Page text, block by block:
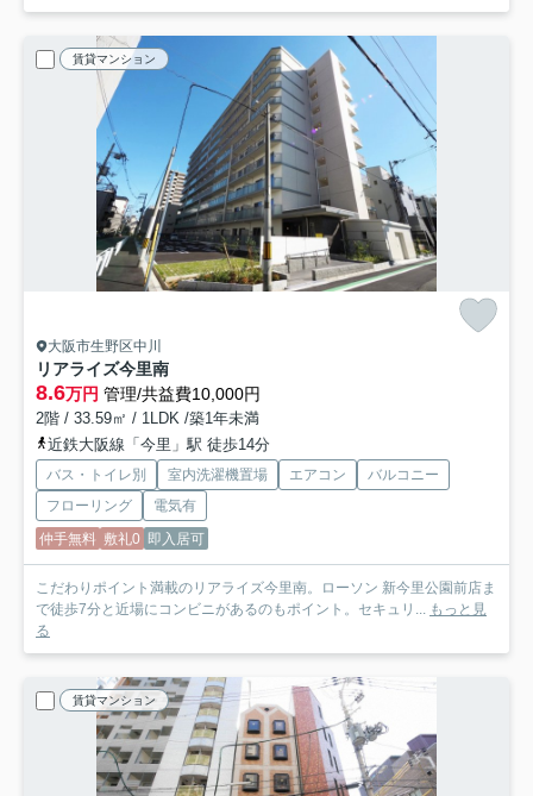
賃貸マンション
大阪市生野区中川
リアライズ今里南
8.6万円 管理/共益費10,000円
2階 / 33.59㎡ / 1LDK /築1年未満
近鉄大阪線「今里」駅 徒歩14分
バス・トイレ別 室内洗濯機置場 エアコン
バルコニー
フローリング
電気有
仲手無料 敷礼0 即入居可
こだわりポイント満載のリアライズ今里南。ローソン 新今里公園前店ま
で徒歩7分と近場にコンビニがあるのもポイント。セキュリ... もっと見
る
賃貸マンション